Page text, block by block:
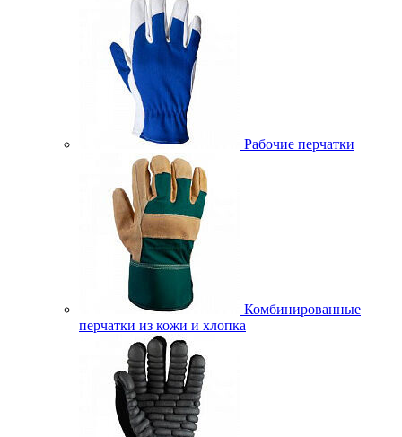
Рабочие перчатки
Комбинированные
перчатки из кожи и хлопка